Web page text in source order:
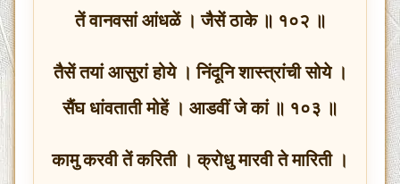
तें वानवसां आंधळें । जैसें ठाके ॥ १०२ ॥
तैसें तयां आसुरां होये । निंदूनि शास्त्रांची सोये ।
सैंघ धांवताती मोहें । आडवीं जे कां ॥ १०३ ॥
कामु करवी तें करिती । क्रोधु मारवी ते मारिती ।